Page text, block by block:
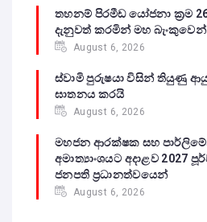
තහනම් පිරමීඩ යෝජනා ක්‍රම
දැනුවත් කරමින් මහ
August 6, 2026
ස්වාමි පුරුෂයා විසින් තියුණු
ඝාතනය කරයි
August 6, 2026
මහජන ආරක්ෂක සහ
අමාත්‍යාංශයට අදාළව 2027
ජනපති ප්‍රධානත්වයෙන්
August 6, 2026